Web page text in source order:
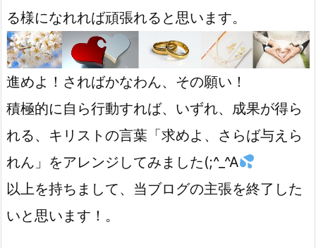
る様になれれば頑張れると思います。
進めよ！さればかなわん、その願い！
積極的に自ら行動すれば、いずれ、成果が得ら
れる、キリストの言葉「求めよ、さらば与えら
れん」をアレンジしてみました(;^_^A
以上を持ちまして、当ブログの主張を終了した
いと思います！。